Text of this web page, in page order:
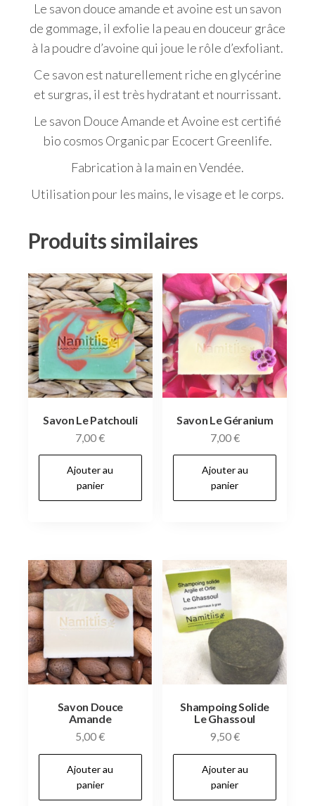
Le savon douce amande et avoine est un savon
de gommage, il exfolie la peau en douceur grâce
à la poudre d’avoine qui joue le rôle d’exfoliant.
Ce savon est naturellement riche en glycérine
et surgras, il est très hydratant et nourrissant.
Le savon Douce Amande et Avoine est certifié
bio cosmos Organic par Ecocert Greenlife.
Fabrication à la main en Vendée.
Utilisation pour les mains, le visage et le corps.
Produits similaires
Savon Le Patchouli
7,00€
Ajouter au
panier
Savon Le Géranium
7,00€
Ajouter au
panier
Savon Douce
Amande
5,00€
Ajouter au
panier
Shampoing Solide
Le Ghassoul
9,50€
Ajouter au
panier